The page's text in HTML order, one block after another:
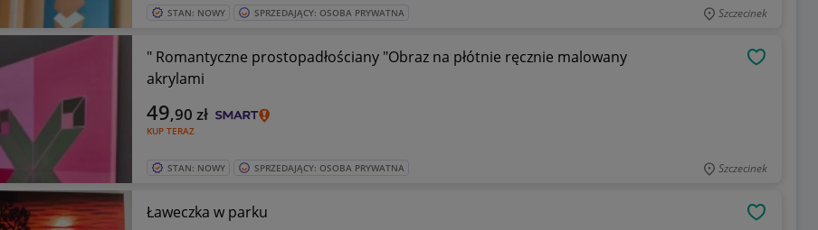
STAN: NOWY SPRZEDAJĄCY: OSOBA PRYWATNA Szczecinek
" Romantyczne prostopadłościany "Obraz na płótnie ręcznie malowany
akrylami
KUP TERAZ
49,90 zł
STAN: NOWY SPRZEDAJĄCY: OSOBA PRYWATNA Szczecinek
Ławeczka w parku